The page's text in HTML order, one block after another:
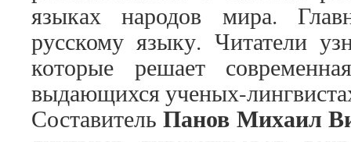
языках народов мира.
русскому языку. Читатели
которые решает
выдающихся ученых-
СоставительПанов Михаил